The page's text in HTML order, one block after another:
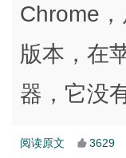
Chrome
版本，在
器，它没
阅读原文 3629